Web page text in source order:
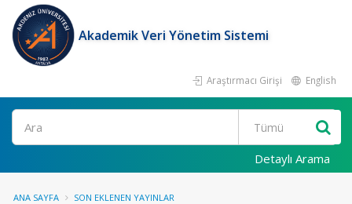
Akademik Veri Yönetim Sistemi
Araştırmacı Girişi English
Ara
Detaylı Arama
ANA SAYFA SON EKLENEN YAYINLAR